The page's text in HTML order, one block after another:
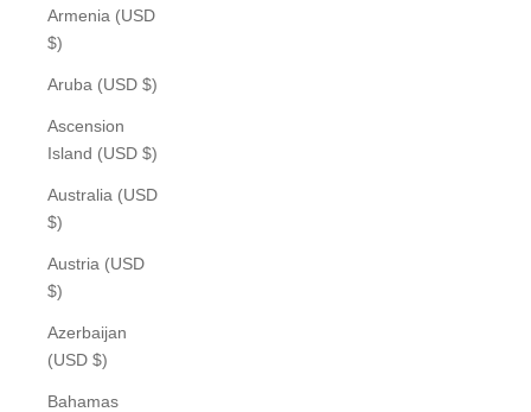
Armenia (USD
$)
Aruba (USD $)
Ascension
Island (USD $)
Australia (USD
$)
Austria (USD
$)
Azerbaijan
(USD $)
Bahamas